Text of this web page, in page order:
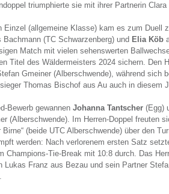
triumphierte sie mit ihrer Partnerin
Einzel (allgemeine Klasse) kam es zum Duell
Bachmann (TC Schwarzenberg) und Elia Köb
Match mit vielen sehenswerten
Titel des Wäldermeisters 2024 sichern. Den
Gmeiner (Alberschwende), während sich
Thomas Bischof aus Au auch in diesem
Bewerb gewannen Johanna Tantscher (Egg)
(Alberschwende). Im Herren-Doppel freuten
Birne“ (beide UTC Alberschwende) über den
werden: Nach verlorenem ersten Satz
Champions-Tie-Break mit 10:8 durch. Das
Lukas Franz aus Bezau und sein Partner